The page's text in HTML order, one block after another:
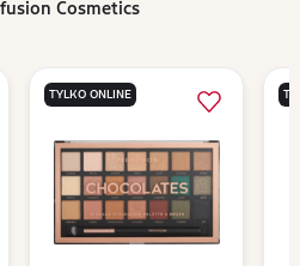
Cosmetics
TYLKO ONLINE